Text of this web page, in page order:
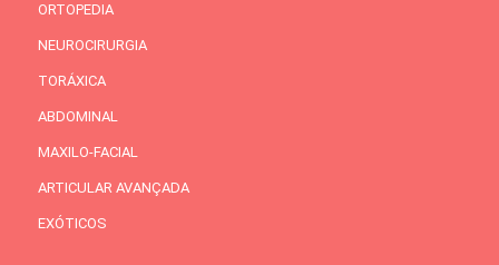
ORTOPEDIA
NEUROCIRURGIA
TORÁXICA
ABDOMINAL
MAXILO-FACIAL
ARTICULAR AVANÇADA
EXÓTICOS